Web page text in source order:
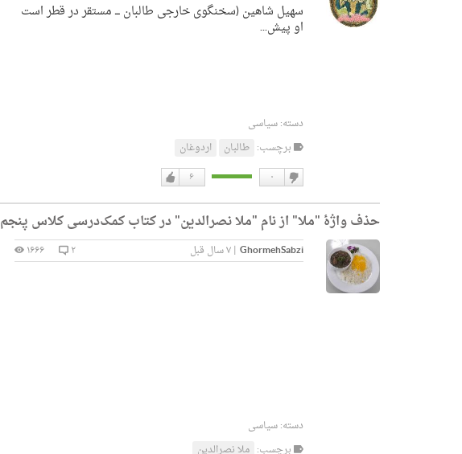
سهیل شاهین (سخنگوی خارجی طالبان ـــ مستقر در قطر است
او پیش...
دسته:سیاسی
برچسب: طالبان اردوغان
دارم
۶ ۰
نداشتن
حذف واژۀ "ملا" از نام "ملا نصرالدین" در کتاب کمک‌درسی کلاس پنجم
GhormehSabzi
|۷ سال قبل ۲ ۱۶۶۶
دسته:سیاسی
برچسب: ملا نصرالدین